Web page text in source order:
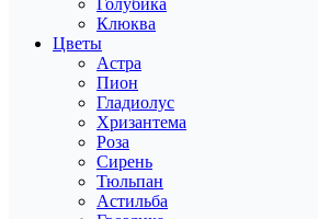
Голубика
Клюква
Цветы
Астра
Пион
Гладиолус
Хризантема
Роза
Сирень
Тюльпан
Астильба